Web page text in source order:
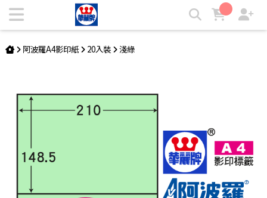
阿波羅A4影印紙 WL-9202G | 華麗牌自粘標籤
阿波羅A4影印紙 20入裝 淺綠